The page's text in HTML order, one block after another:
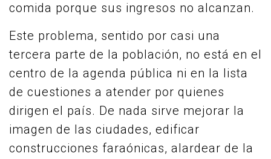
comida porque sus ingresos no alcanzan.
Este problema, sentido por casi una
tercera parte de la población, no está en el
centro de la agenda pública ni en la lista
de cuestiones a atender por quienes
dirigen el país. De nada sirve mejorar la
imagen de las ciudades, edificar
construcciones faraónicas, alardear de la